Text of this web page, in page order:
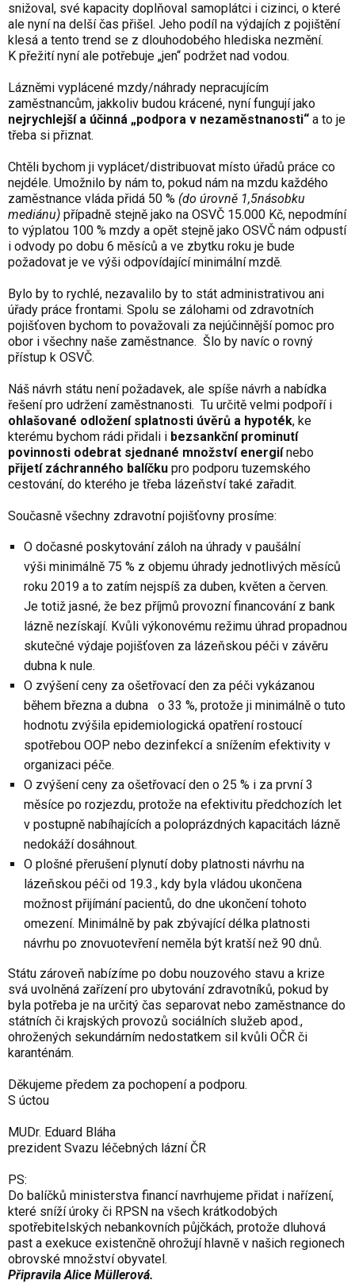
snižoval, své kapacity doplňoval samoplátci i cizinci, o které
ale nyní na delší čas přišel. Jeho podíl na výdajích z pojištění
klesá a tento trend se z dlouhodobého hlediska nezmění.
K přežití nyní ale potřebuje „jen“ podržet nad vodou.
Lázněmi vyplácené mzdy/náhrady nepracujícím
zaměstnancům, jakkoliv budou krácené, nyní fungují jako
nejrychlejší a účinná „podpora v nezaměstnanosti“ a to je
třeba si přiznat.
Chtěli bychom ji vyplácet/distribuovat místo úřadů práce co
nejdéle. Umožnilo by nám to, pokud nám na mzdu každého
zaměstnance vláda přidá 50 % (do úrovně 1,5násobku
mediánu) případně stejně jako na OSVČ 15.000 Kč, nepodmíní
to výplatou 100 % mzdy a opět stejně jako OSVČ nám odpustí
i odvody po dobu 6 měsíců a ve zbytku roku je bude
požadovat je ve výši odpovídající minimální mzdě.
Bylo by to rychlé, nezavalilo by to stát administrativou ani
úřady práce frontami. Spolu se zálohami od zdravotních
pojišťoven bychom to považovali za nejúčinnější pomoc pro
obor i všechny naše zaměstnance. Šlo by navíc o rovný
přístup k OSVČ.
Náš návrh státu není požadavek, ale spíše návrh a nabídka
řešení pro udržení zaměstnanosti. Tu určitě velmi podpoří i
ohlašované odložení splatnosti úvěrů a hypoték, ke
kterému bychom rádi přidali i bezsankční prominutí
povinnosti odebrat sjednané množství energiínebo
přijetí záchranného balíčku pro podporu tuzemského
cestování, do kterého je třeba lázeňství také zařadit.
Současně všechny zdravotní pojišťovny prosíme:
O dočasné poskytování záloh na úhrady v paušální
výši minimálně 75 % z objemu úhrady jednotlivých měsíců
roku 2019 a to zatím nejspíš za duben, květen a červen.
Je totiž jasné, že bez příjmů provozní financování z bank
lázně nezískají. Kvůli výkonovému režimu úhrad propadnou
skutečné výdaje pojišťoven za lázeňskou péči v závěru
dubna k nule.
O zvýšení ceny za ošetřovací den za péči vykázanou
během března a dubna o 33 %, protože ji minimálně o tuto
hodnotu zvýšila epidemiologická opatření rostoucí
spotřebou OOP nebo dezinfekcí a snížením efektivity v
organizaci péče.
O zvýšení ceny za ošetřovací den o 25 % i za první 3
měsíce po rozjezdu, protože na efektivitu předchozích let
v postupně nabíhajících a poloprázdných kapacitách lázně
nedokáží dosáhnout.
O plošné přerušení plynutí doby platnosti návrhu na
lázeňskou péči od 19.3., kdy byla vládou ukončena
možnost přijímání pacientů, do dne ukončení tohoto
omezení. Minimálně by pak zbývající délka platnosti
návrhu po znovuotevření neměla být kratší než 90 dnů.
Státu zároveň nabízíme po dobu nouzového stavu a krize
svá uvolněná zařízení pro ubytování zdravotníků, pokud by
byla potřeba je na určitý čas separovat nebo zaměstnance do
státních či krajských provozů sociálních služeb apod.,
ohrožených sekundárním nedostatkem sil kvůli OČR či
karanténám.
Děkujeme předem za pochopení a podporu.
S úctou
MUDr. Eduard Bláha
prezident Svazu léčebných lázní ČR
PS:
Do balíčků ministerstva financí navrhujeme přidat i nařízení,
které sníží úroky či RPSN na všech krátkodobých
spotřebitelských nebankovních půjčkách, protože dluhová
past a exekuce existenčně ohrožují hlavně v našich regionech
obrovské množství obyvatel.
Připravila Alice Müllerová.